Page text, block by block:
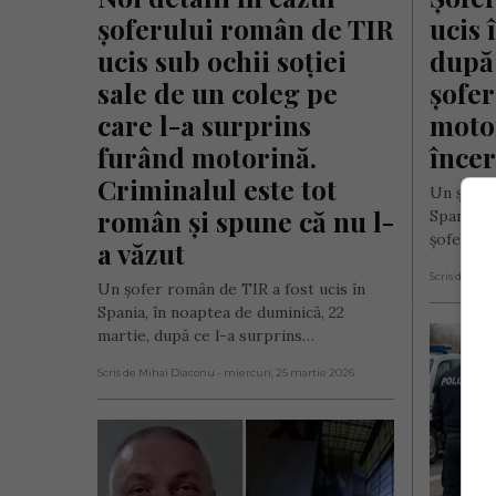
șoferului român de TIR
ucis sub ochii soției
sale de un coleg pe
care l-a surprins
furând motorină.
Criminalul este tot
român și spune că nu l-
a văzut
Un șofer român de TIR a fost ucis în
Spania, în noaptea de duminică, 22
martie, după ce l-a surprins…
Scris de Mihai Diaconu - miercuri, 25 martie 2026
ucis
Un șofer
Spania,
șofer de
Scris de